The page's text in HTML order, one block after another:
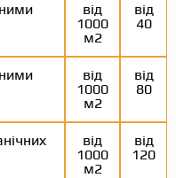
від
1000
м2
від
40
від
1000
м2
від
80
від
1000
м2
від
120